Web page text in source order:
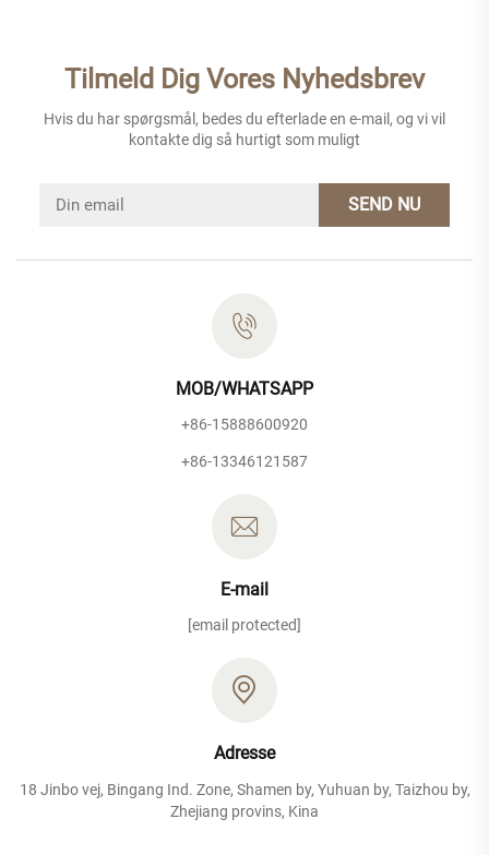
Tilmeld Dig Vores Nyhedsbrev
Hvis du har spørgsmål, bedes du efterlade en e-mail, og vi vil
kontakte dig så hurtigt som muligt
SEND NU
MOB/WHATSAPP
+86-15888600920
+86-13346121587
E-mail
[email protected]
Adresse
18 Jinbo vej, Bingang Ind. Zone, Shamen by, Yuhuan by, Taizhou by,
Zhejiang provins, Kina